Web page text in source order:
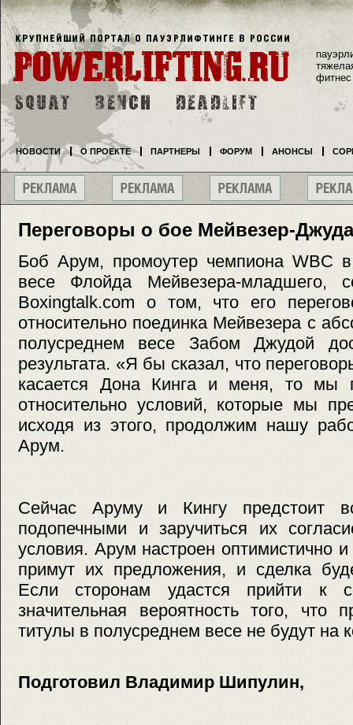
Переговоры о бое Мейвезер-
Боб Арум, промоутер чемпиона WBC
весе Флойда Мейвезера-младшего,
Boxingtalk.com о том, что его
относительно поединка Мейвезера с
полусреднем весе Забом Джудой
результата. «Я бы сказал, что
касается Дона Кинга и меня, то мы
относительно условий, которые мы
исходя из этого, продолжим нашу
Арум.
Сейчас Аруму и Кингу предстоит
подопечными и заручиться их
условия. Арум настроен оптимистично и
примут их предложения, и сделка
Если сторонам удастся прийти к
значительная вероятность того, что
титулы в полусреднем весе не будут на
Подготовил Владимир Шипулин,
фитнес
НОВОСТИ О ПРОЕКТЕ ПАРТНЕРЫ ФОРУМ АНОНСЫ